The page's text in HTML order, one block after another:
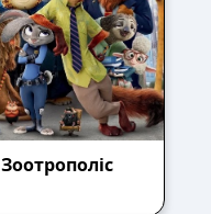
Зоотрополіс